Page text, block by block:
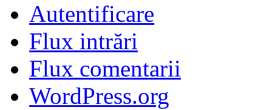
Autentificare
Flux intrări
Flux comentarii
WordPress.org